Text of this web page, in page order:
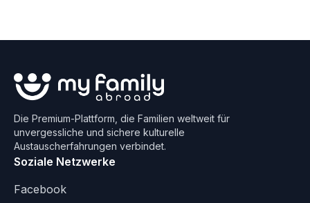
Die Premium-Plattform, die Familien weltweit für
unvergessliche und sichere kulturelle
Austauscherfahrungen verbindet.
Soziale Netzwerke
Facebook